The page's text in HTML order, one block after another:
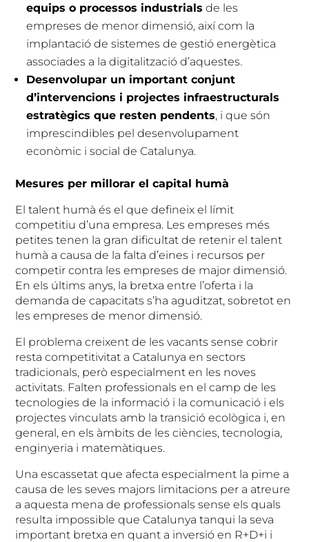
equips o processos industrials de les
empreses de menor dimensió, així com la
implantació de sistemes de gestió energètica
associades a la digitalització d’aquestes.
Desenvolupar un important conjunt
d’intervencions i projectes infraestructurals
estratègics que resten pendents, i que són
imprescindibles pel desenvolupament
econòmic i social de Catalunya.
Mesures per millorar el capital humà
El talent humà és el que defineix el límit
competitiu d’una empresa. Les empreses més
petites tenen la gran dificultat de retenir el talent
humà a causa de la falta d’eines i recursos per
competir contra les empreses de major dimensió.
En els últims anys, la bretxa entre l’oferta i la
demanda de capacitats s’ha aguditzat, sobretot en
les empreses de menor dimensió.
El problema creixent de les vacants sense cobrir
resta competitivitat a Catalunya en sectors
tradicionals, però especialment en les noves
activitats. Falten professionals en el camp de les
tecnologies de la informació i la comunicació i els
projectes vinculats amb la transició ecològica i, en
general, en els àmbits de les ciències, tecnologia,
enginyeria i matemàtiques.
Una escassetat que afecta especialment la pime a
causa de les seves majors limitacions per a atreure
a aquesta mena de professionals sense els quals
resulta impossible que Catalunya tanqui la seva
important bretxa en quant a inversió en R+D+i i